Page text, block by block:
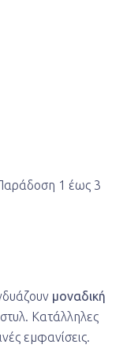
1 έως 3
μοναδική
Κατάλληλες
εμφανίσεις.